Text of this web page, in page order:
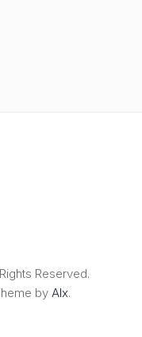
Reserved.
by Alx.